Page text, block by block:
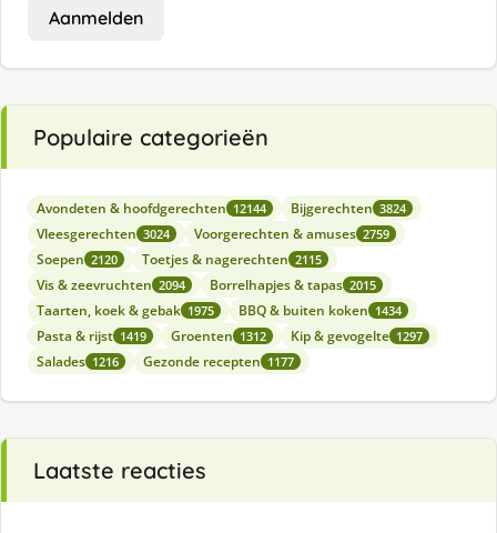
Aanmelden
Populaire categorieën
Avondeten & hoofdgerechten 12144 Bijgerechten 3824
Vleesgerechten 3024 Voorgerechten & amuses 2759
Soepen 2120 Toetjes & nagerechten 2115
Vis & zeevruchten 2094 Borrelhapjes & tapas 2015
Taarten, koek & gebak 1975 BBQ & buiten koken 1434
Pasta & rijst 1419 Groenten 1312 Kip & gevogelte 1297
Salades 1216 Gezonde recepten 1177
Laatste reacties